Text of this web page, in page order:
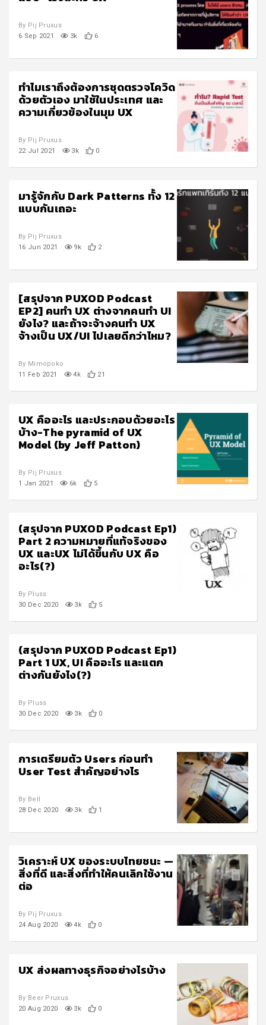
By Pij Pruxus
6 Sep 2021
3k 6
ทำไมเราถึงต้องการชุดตรวจโควิด
ด้วยตัวเอง มาใช้ในประเทศ และ
ความเกี่ยวข้องในมุม UX
By Pij Pruxus
22 Jul 2021
3k 0
มารู้จักกับ Dark Patterns ทั้ง 12
แบบกันเถอะ
By Pij Pruxus
16 Jun 2021
9k 2
[สรุปจาก PUXOD Podcast
EP2] คนทำ UX ต่างจากคนทำ UI
ยังไง? และถ้าจะจ้างคนทำ UX
จ้างเป็น UX/UI ไปเลยดีกว่าไหม?
By Mimopoko
11 Feb 2021
4k 21
UX คืออะไร และประกอบด้วยอะไร
บ้าง-The pyramid of UX
Model (by Jeff Patton)
By Pij Pruxus
1 Jan 2021
6k 5
(สรุปจาก PUXOD Podcast Ep1)
Part 2 ความหมายที่แท้จริงของ
UX และUX ไม่ได้ขึ้นกับ UX คือ
อะไร(?)
By Pluss
30 Dec 2020
3k 5
(สรุปจาก PUXOD Podcast Ep1)
Part 1 UX, UI คืออะไร และแตก
ต่างกันยังไง(?)
By Pluss
30 Dec 2020
3k 0
การเตรียมตัว Users ก่อนทำ
User Test สำคัญอย่างไร
By Bell
28 Dec 2020
3k 1
วิเคราะห์ UX ของระบบไทยชนะ —
สิ่งที่ดี และสิ่งที่ทำให้คนเลิกใช้งาน
ต่อ
By Pij Pruxus
24 Aug 2020
4k 0
UX ส่งผลทางธุรกิจอย่างไรบ้าง
By Beer Pruxus
20 Aug 2020
3k 0